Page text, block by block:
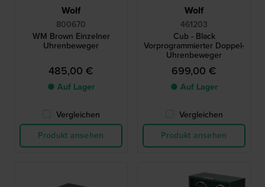
Wolf
800670
WM Brown Einzelner
Uhrenbeweger
485,00 €
● Auf Lager
Vergleichen
Produkt ansehen
Wolf
461203
Cub - Black
Vorprogrammierter Doppel-
Uhrenbeweger
699,00 €
● Auf Lager
Vergleichen
Produkt ansehen